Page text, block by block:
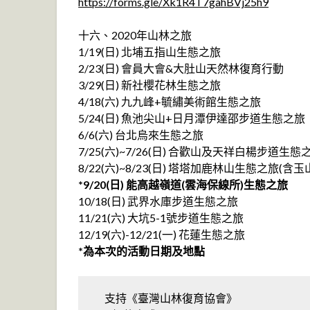
十六、2020年山林之旅
1/19(日) 北埔五指山生態之旅
2/23(日) 會員大會&大肚山天然林復育行動
3/29(日) 新社櫻花林生態之旅
4/18(六) 九九峰+毓繡美術館生態之旅
5/24(日) 魚池尖山+日月潭伊達邵步道生態之旅
6/6(六) 台北烏來生態之旅
7/25(六)~7/26(日) 合歡山及天祥白楊步道生態
8/22(六)~8/23(日) 塔塔加鹿林山生態之旅(含玉
*9/20(日) 能高越嶺道(雲海保線所)生態之旅
10/18(日) 武界水庫步道生態之旅
11/21(六) 大坑5-1號步道生態之旅
12/19(六)-12/21(一) 花蓮生態之旅
*為本次的活動日期及地點
支持《臺灣山林復育協會》